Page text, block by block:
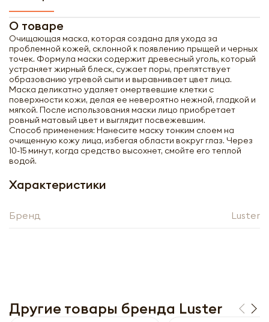
О товаре
Очищающая маска, которая создана для ухода за
проблемной кожей, склонной к появлению прыщей и черных
точек. Формула маски содержит древесный уголь, который
устраняет жирный блеск, сужает поры, препятствует
образованию угревой сыпи и выравнивает цвет лица.
Маска деликатно удаляет омертвевшие клетки с
поверхности кожи, делая ее невероятно нежной, гладкой и
мягкой. После использования маски лицо приобретает
ровный матовый цвет и выглядит посвежевшим.
Способ применения: Нанесите маску тонким слоем на
очищенную кожу лица, избегая области вокруг глаз. Через
10-15 минут, когда средство высохнет, смойте его теплой
водой.
Характеристики
Бренд Luster
Другие товары бренда Luster